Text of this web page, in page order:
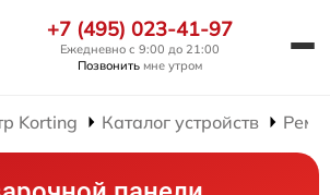
+7 (495) 023-41-97
Ежедневно с 9:00 до 21:00
Позвонить мне утром
Korting Каталог устройств